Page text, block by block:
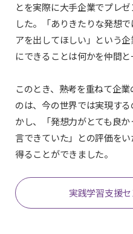
とを実際に大手企業でプレ
した。「ありきたりな発想
アを出してほしい」という
にできることは何かを仲間
このとき、熟考を重ねて企
のは、今の世界では実現す
かし、「発想力がとても良
言できていた」との評価を
得ることができました。
実践学習支援